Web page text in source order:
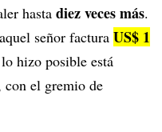
hasta diez veces más.
señor factura US$ 1
hizo posible está
con el gremio de